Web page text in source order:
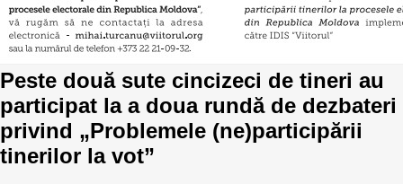
Rapoarte
Inițiative în derulare
Inițiative desfășurate
Manual de proceduri
Politici regionale
Bunele practici
Laborator sociometric
Transparența guvernării locale
Peste două sute cincizeci de tineri au
participat la a doua rundă de dezbateri
privind „Problemele (ne)participării
tinerilor la vot”